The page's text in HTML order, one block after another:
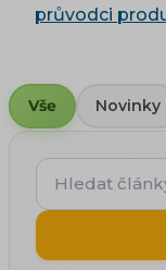
průvodci
Vše Novinky
Hledat
články...